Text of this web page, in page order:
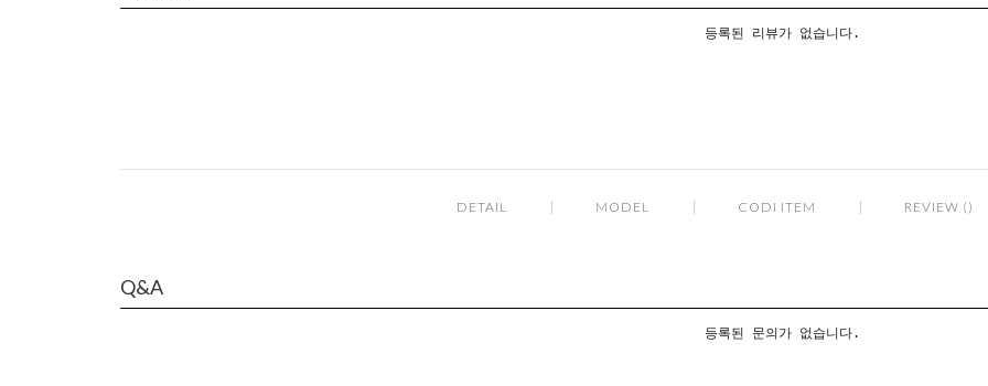
등록된 리뷰가 없습니다.
DETAIL MODEL CODI ITEM REVIEW ()
Q&A
등록된 문의가 없습니다.